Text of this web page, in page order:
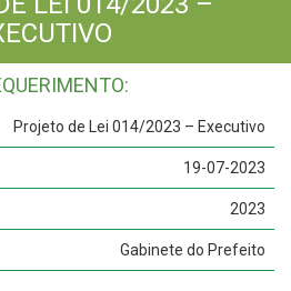
Projeto de Lei 014/2023 – Executivo
19-07-2023
2023
Gabinete do Prefeito